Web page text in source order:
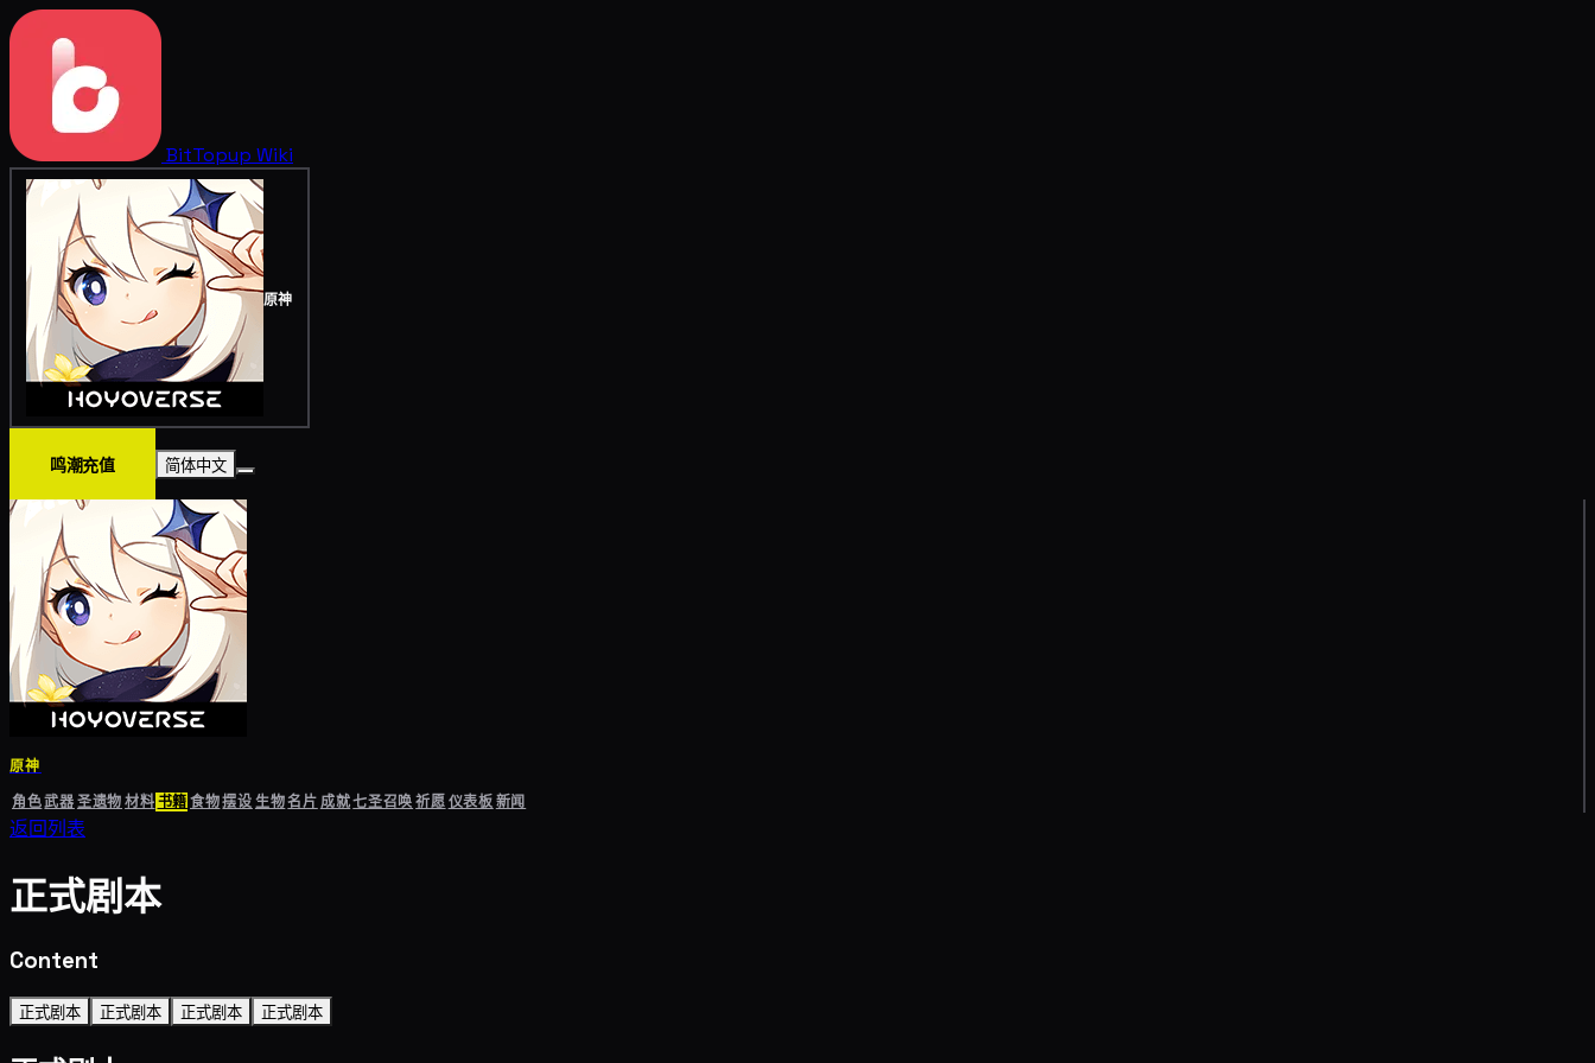
BitTopup Wiki
原神
鸣潮充值 简体中文
原神
角色武器圣遗物材料书籍食物摆设生物名片成就七圣召唤祈愿仪表板新闻
返回列表
正式剧本
Content
正式剧本 正式剧本 正式剧本 正式剧本